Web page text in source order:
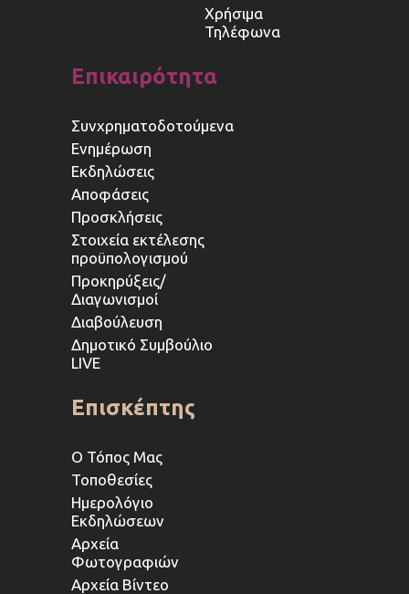
Χρήσιμα
Τηλέφωνα
Επικαιρότητα
Συνχρηματοδοτούμενα
Ενημέρωση
Εκδηλώσεις
Αποφάσεις
Προσκλήσεις
Στοιχεία εκτέλεσης
προϋπολογισμού
Προκηρύξεις/
Διαγωνισμοί
Διαβούλευση
Δημοτικό Συμβούλιο
LIVE
Επισκέπτης
Ο Τόπος Μας
Τοποθεσίες
Ημερολόγιο
Εκδηλώσεων
Αρχεία
Φωτογραφιών
Αρχεία Βίντεο